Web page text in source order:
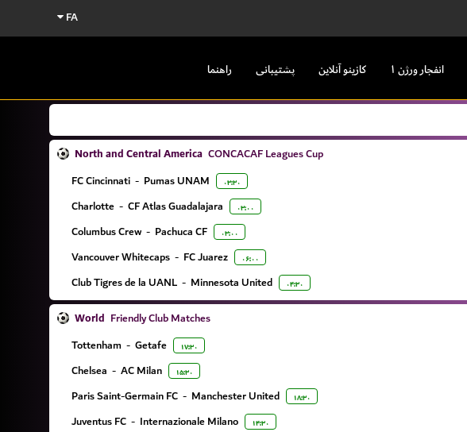
FA
انفجار ورژن ۱ کازینو آنلاین پشتیبانی راهنما
North and Central America CONCACAF Leagues Cup
FC Cincinnati - Pumas UNAM ۰۳:۳۰
Charlotte - CF Atlas Guadalajara ۰۳:۰۰
Columbus Crew - Pachuca CF ۰۳:۰۰
Vancouver Whitecaps - FC Juarez ۰۶:۰۰
Club Tigres de la UANL - Minnesota United ۰۴:۳۰
World Friendly Club Matches
Tottenham - Getafe ۱۷:۳۰
Chelsea - AC Milan ۱۵:۳۰
Paris Saint-Germain FC - Manchester United ۱۸:۳۰
Juventus FC - Internazionale Milano ۱۴:۳۰